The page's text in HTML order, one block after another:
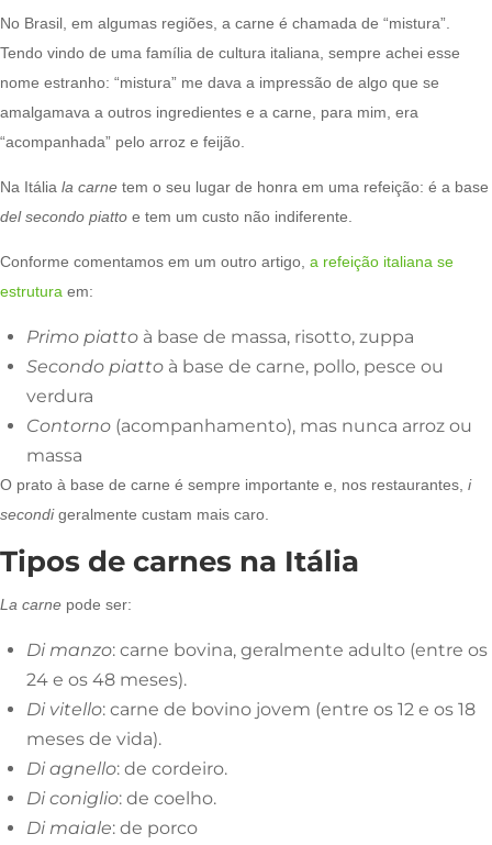
No Brasil, em algumas regiões, a carne é chamada de “mistura”.
Tendo vindo de uma família de cultura italiana, sempre achei esse
nome estranho: “mistura” me dava a impressão de algo que se
amalgamava a outros ingredientes e a carne, para mim, era
“acompanhada” pelo arroz e feijão.
Na Itália la carne tem o seu lugar de honra em uma refeição: é a base
del secondo piatto e tem um custo não indiferente.
Conforme comentamos em um outro artigo, a refeição italiana se
estrutura em:
Primo piatto à base de massa, risotto, zuppa
Secondo piatto à base de carne, pollo, pesce ou
verdura
Contorno (acompanhamento), mas nunca arroz ou
massa
O prato à base de carne é sempre importante e, nos restaurantes, i
secondigeralmente custam mais caro.
Tipos de carnes na Itália
La carne pode ser:
Di manzo: carne bovina, geralmente adulto (entre os
24 e os 48 meses).
Di vitello: carne de bovino jovem (entre os 12 e os 18
meses de vida).
Di agnello: de cordeiro.
Di coniglio: de coelho.
Di maiale: de porco